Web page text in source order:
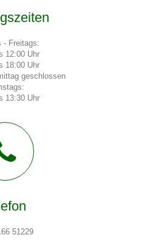
- Freitags:
12:00 Uhr
18:00 Uhr
geschlossen
13:30 Uhr
51229